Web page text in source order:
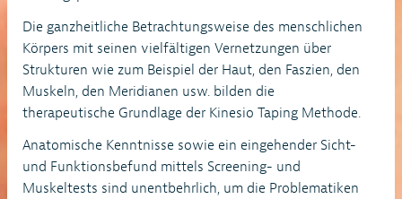
Die ganzheitliche Betrachtungsweise des menschlichen
Körpers mit seinen vielfältigen Vernetzungen über
Strukturen wie zum Beispiel der Haut, den Faszien, den
Muskeln, den Meridianen usw. bilden die
therapeutische Grundlage der Kinesio Taping Methode.
Anatomische Kenntnisse sowie ein eingehender Sicht-
und Funktionsbefund mittels Screening- und
Muskeltests sind unentbehrlich, um die Problematiken